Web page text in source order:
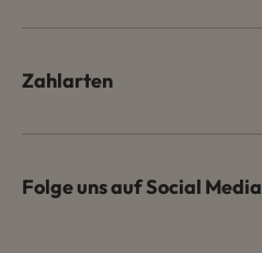
Zahlarten
Folge uns auf Social Media